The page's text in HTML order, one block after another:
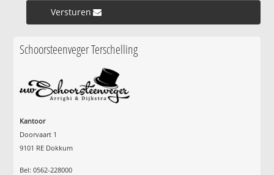
Versturen »
Schoorsteenveger Terschelling
Kantoor
Doorvaart 1
9101 RE Dokkum
Bel: 0562-228000